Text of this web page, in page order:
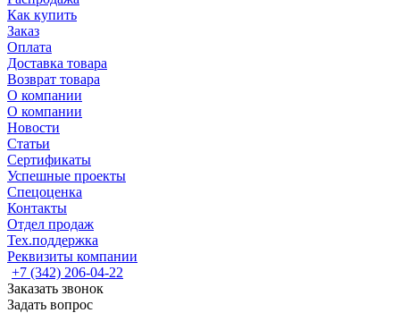
Как купить
Заказ
Оплата
Доставка товара
Возврат товара
О компании
О компании
Новости
Статьи
Сертификаты
Успешные проекты
Спецоценка
Контакты
Отдел продаж
Тех.поддержка
Реквизиты компании
+7 (342) 206-04-22
Заказать звонок
Задать вопрос